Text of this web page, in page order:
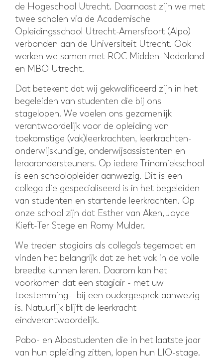
de Hogeschool Utrecht. Daarnaast zijn we met
twee scholen via de Academische
Opleidingsschool Utrecht-Amersfoort (Alpo)
verbonden aan de Universiteit Utrecht. Ook
werken we samen met ROC Midden-Nederland
en MBO Utrecht.
Dat betekent dat wij gekwalificeerd zijn in het
begeleiden van studenten die bij ons
stagelopen. We voelen ons gezamenlijk
verantwoordelijk voor de opleiding van
toekomstige (vak)leerkrachten, leerkrachten-
onderwijskundige, onderwijsassistenten en
leraarondersteuners. Op iedere Trinamiekschool
is een schoolopleider aanwezig. Dit is een
collega die gespecialiseerd is in het begeleiden
van studenten en startende leerkrachten. Op
onze school zijn dat Esther van Aken, Joyce
Kieft-Ter Stege en Romy Mulder.
We treden stagiairs als collega's tegemoet en
vinden het belangrijk dat ze het vak in de volle
breedte kunnen leren. Daarom kan het
voorkomen dat een stagiair - met uw
toestemming- bij een oudergesprek aanwezig
is. Natuurlijk blijft de leerkracht
eindverantwoordelijk.
Pabo- en Alpostudenten die in het laatste jaar
van hun opleiding zitten, lopen hun LIO-stage.